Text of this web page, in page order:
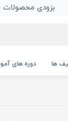
بزودی
ها دوره های